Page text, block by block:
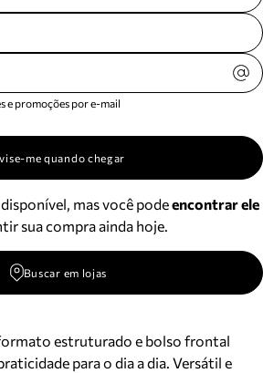
e promoções por e-mail
me quando chegar
mas você podeencontrar ele
sua compra ainda hoje.
Buscar em lojas
estruturado e bolso frontal
para o dia a dia. Versátil e